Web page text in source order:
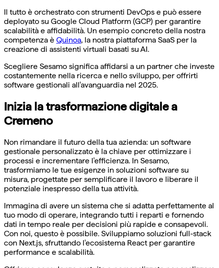
Il tutto è orchestrato con strumenti DevOps e può essere
deployato su Google Cloud Platform (GCP) per garantire
scalabilità e affidabilità. Un esempio concreto della nostra
competenza è Quinoa, la nostra piattaforma SaaS per la
creazione di assistenti virtuali basati su AI.
Scegliere Sesamo significa affidarsi a un partner che investe
costantemente nella ricerca e nello sviluppo, per offrirti
software gestionali all'avanguardia nel 2025.
Inizia la trasformazione digitale a
Cremeno
Non rimandare il futuro della tua azienda: un software
gestionale personalizzato è la chiave per ottimizzare i
processi e incrementare l'efficienza. In Sesamo,
trasformiamo le tue esigenze in soluzioni software su
misura, progettate per semplificare il lavoro e liberare il
potenziale inespresso della tua attività.
Immagina di avere un sistema che si adatta perfettamente al
tuo modo di operare, integrando tutti i reparti e fornendo
dati in tempo reale per decisioni più rapide e consapevoli.
Con noi, questo è possibile. Sviluppiamo soluzioni full-stack
con Next.js, sfruttando l'ecosistema React per garantire
performance e scalabilità.